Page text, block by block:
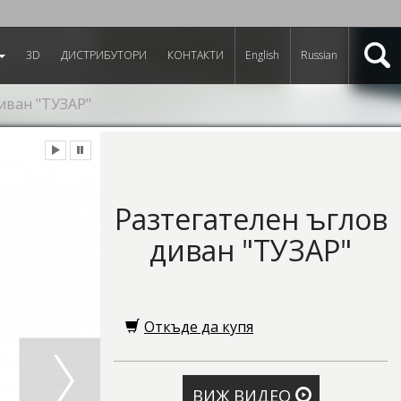
3D ДИСТРИБУТОРИ КОНТАКТИ English Russian
"ТУЗАР"
Разтегателен ъглов
диван "ТУЗАР"
Откъде да купя
ВИЖ ВИДЕО